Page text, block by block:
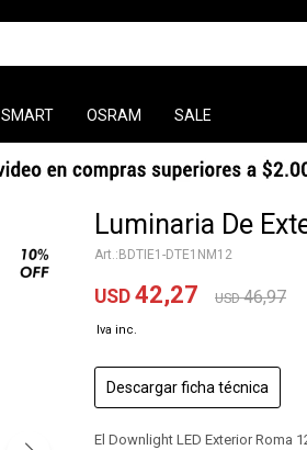
SMART OSRAM SALE
Luminaria De
BDTIE1-DTE1NM12
USD 42,27 USD 46,97
Descargar ficha técnica
El Downlight LED Exterior Roma